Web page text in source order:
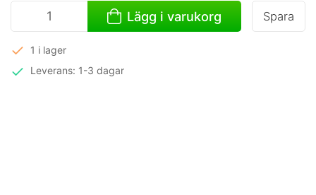
Lägg i varukorg Spara
1 i lager
Leverans: 1-3 dagar